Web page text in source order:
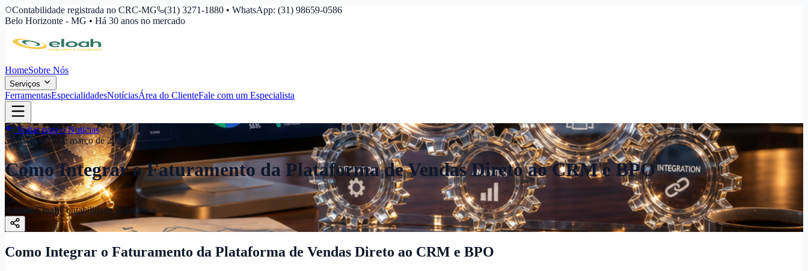
Contabilidade registrada no CRC-MG
(31) 3271-1880 • WhatsApp: (31) 98659-0586
Belo Horizonte - MG • Há 30 anos no mercado
HomeSobre Nós
Serviços
FerramentasEspecialidadesNotíciasÁrea do ClienteFale com um Especialista
Voltar para o Noticias
SERVICO20 de março de 2026
Como Integrar o Faturamento da Plataforma de Vendas Direto ao CRM e BPO
EC
Admin EloahContabilidade Consultiva
Como Integrar o Faturamento da Plataforma de Vendas Direto ao CRM e BPO